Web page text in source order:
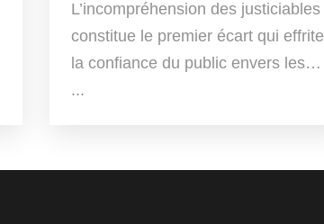
L’incompréhension des justiciables
constitue le premier écart qui effrite
la confiance du public envers les…